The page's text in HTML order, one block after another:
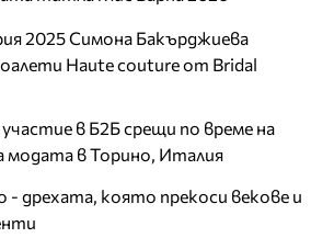
2025 Симона Бакърджиева
Haute couture от Bridal
в Б2Б срещи по време на
модата в Торино, Италия
дрехата, която прекоси векове и